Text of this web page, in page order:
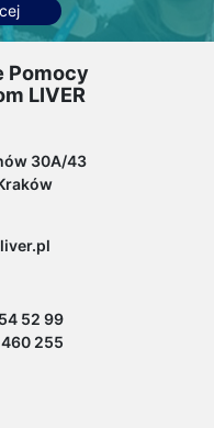
Pomocy
LIVER
30A/43
52 99
255